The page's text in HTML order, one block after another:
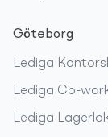
Göteborg
Lediga
Lediga Co-
Lediga